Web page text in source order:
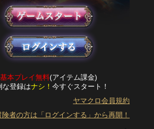
基本プレイ無料(アイテム課金)
な登録はナシ！ 今すぐスタート！
ヤマクロ会員規約
者の方は「ログインする」から再開！